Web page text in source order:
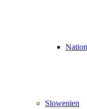
Slowenien